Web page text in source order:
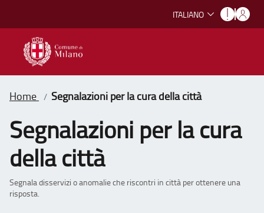
ITALIANO
Home / Segnalazioni per la cura della città
Segnalazioni per la cura
della città
Segnala disservizi o anomalie che riscontri in città per ottenere una
risposta.